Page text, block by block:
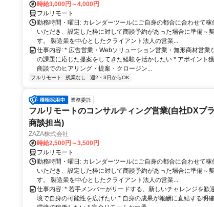
時給3,000円～4,000円
フルリモート
勤務時間・曜日: カレンダーツールにご自身の都合に合わせて稼
いただき、設定した枠に対して商談予約があった場合に準備～
す。 製造業を中心としたクライアント法人の営業...
仕事内容: * 広告営業・Webソリューション営業・無形商材営業
の課題に応じた提案をしてきた経験を活かしたい * アポイント
商談でのヒアリング・提案・クロージン...
フルリモート 残業なし 週2・3日からOK
業務委託
フルリモートのコンサルティング営業(自社DXプ
商談担当)
ZAZA株式会社
時給2,500円～3,500円
フルリモート
勤務時間・曜日: カレンダーツールにご自身の都合に合わせて稼
いただき、設定した枠に対して商談予約があった場合に準備～
す。 製造業を中心としたクライアント法人の営業...
仕事内容: * 若手メンバーがリードする、新しいチャレンジを歓
境で自身の可能性を広げたい * 自身の成果が報酬に直結する明